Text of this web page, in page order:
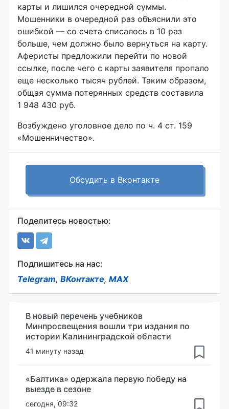
карты и лишился очередной суммы.
Мошенники в очередной раз объяснили это
ошибкой — со счета списалось в 10 раз
больше, чем должно было вернуться на карту.
Аферисты предложили перейти по новой
ссылке, после чего с карты заявителя пропало
еще несколько тысяч рублей. Таким образом,
общая сумма потерянных средств составила
1 948 430 руб.
Возбуждено уголовное дело по ч. 4 ст. 159
«Мошенничество».
Обсудить в Вконтакте
Поделитесь новостью:
Подпишитесь на нас:
Telegram, ВКонтакте, MAX
В новый перечень учебников
Минпросвещения вошли три издания по
истории Калининградской области
41 минуту назад
«Балтика» одержала первую победу на
выезде в сезоне
сегодня, 09:32